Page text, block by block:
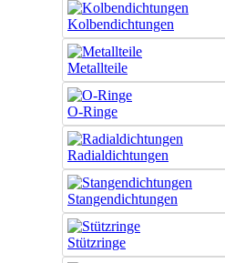
Kolbendichtungen
Metallteile
O-Ringe
Radialdichtungen
Stangendichtungen
Stützringe